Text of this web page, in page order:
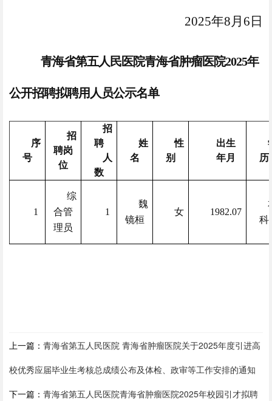
​2025年8月 6 日
青海省第五人民医院青海省肿瘤医院2025年
公开招聘拟聘用人员公示名单
序
号
招
聘岗
位
招
聘
人
数
姓
名
性
别
出生
年月
历
1
综
合管
理员
1
魏
镜桓
女 1982.07
科
上一篇： 青海省第五人民医院 青海省肿瘤医院关于2025年度引进高
校优秀应届毕业生考核总成绩公布及体检、政审等工作安排的通知
下一篇： 青海省第五人民医院青海省肿瘤医院2025年校园引才拟聘